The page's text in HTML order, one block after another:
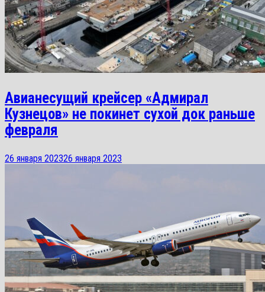
Авианесущий крейсер «Адмирал
Кузнецов» не покинет сухой док раньше
февраля
26 января 202326 января 2023